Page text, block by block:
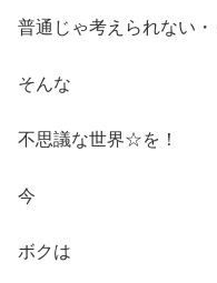
普通じゃ考えられない・
そんな
不思議な世界☆を！
今
ボクは